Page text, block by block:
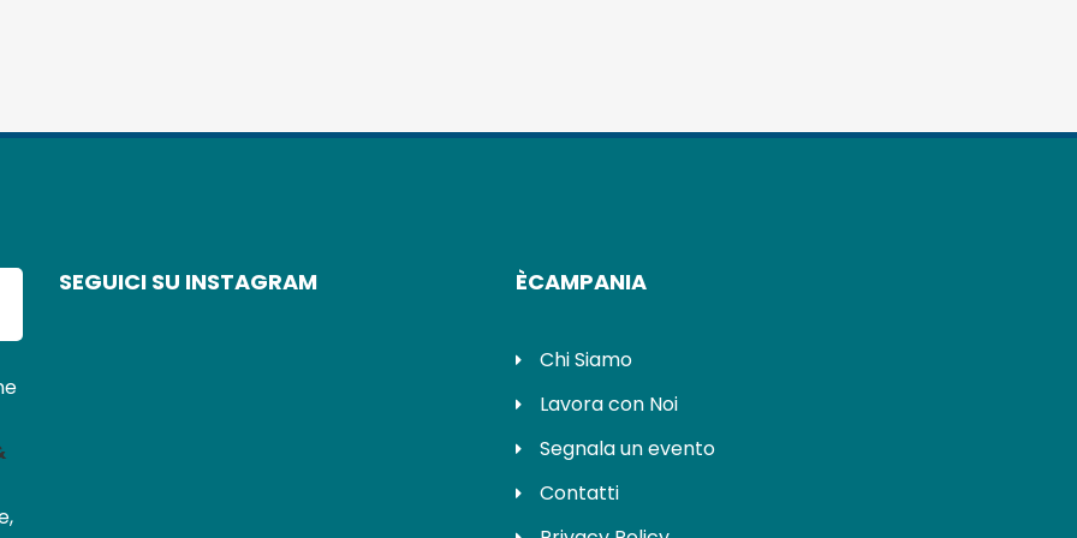
SEGUICI SU INSTAGRAM ÈCAMPANIA
Chi Siamo
Lavora con Noi
Segnala un evento
Contatti